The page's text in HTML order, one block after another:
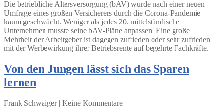
Die betriebliche Altersversorgung (bAV) wurde nach einer neuen
Umfrage eines großen Versicherers durch die Corona-Pandemie
kaum geschwächt. Weniger als jedes 20. mittelständische
Unternehmen musste seine bAV-Pläne anpassen. Eine große
Mehrheit der Arbeitgeber ist dagegen zufrieden oder sehr zufrieden
mit der Werbewirkung ihrer Betriebsrente auf begehrte Fachkräfte.
Von den Jungen lässt sich das Sparen
lernen
Frank Schwaiger | Keine Kommentare